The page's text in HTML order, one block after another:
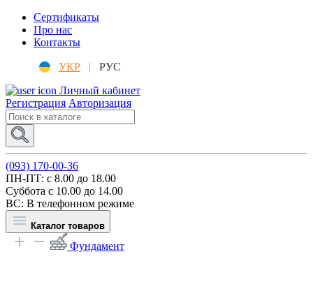
Сертификаты
Про нас
Контакты
УКР |
РУС
Личный кабинет
Регистрация Авторизация
(093) 170-00-36
ПН-ПТ: c 8.00 до 18.00
Суббота с 10.00 до 14.00
ВС: В телефонном режиме
Каталог товаров
Фундамент